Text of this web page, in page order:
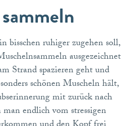
bisschen ruhiger zugehen soll,
ausgezeichnet
Strand spazieren geht und
schönen Muscheln hält,
mit zurück nach
endlich vom stressigen